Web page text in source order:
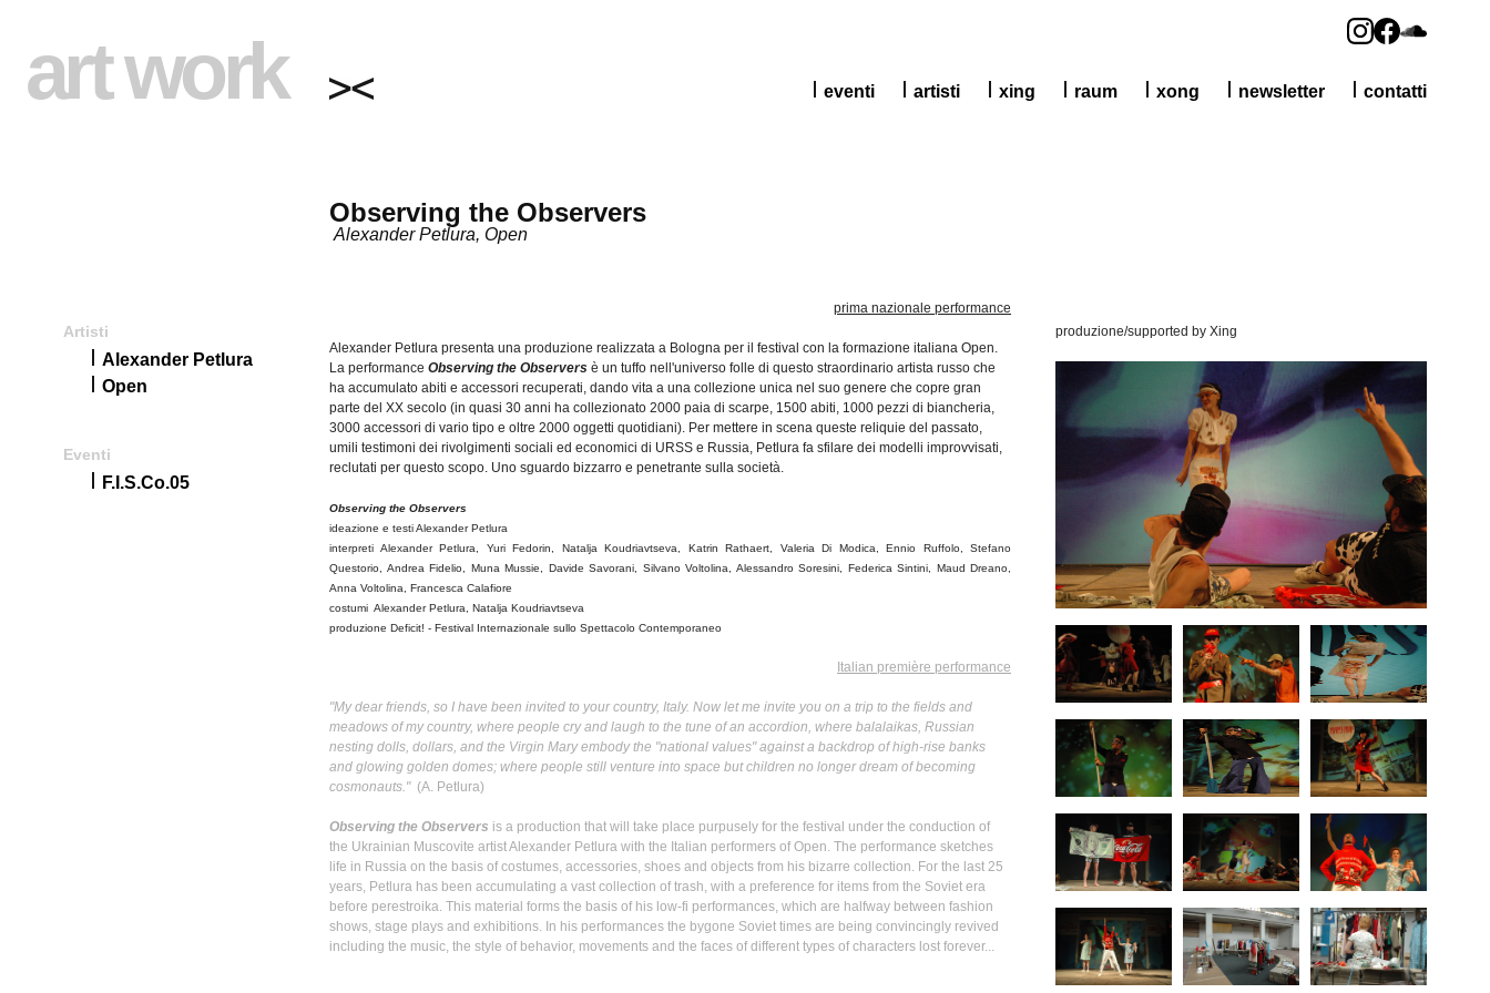
art work contatti
newsletter
xong
raum
xing
artisti
eventi
Artisti
Alexander Petlura
Open
Eventi
F.I.S.Co.05
produzione/supported by Xing
Observing the Observers
Alexander Petlura, Open
prima nazionale performance
Alexander Petlura presenta una produzione realizzata a Bologna per il festival con la formazione italiana Open.
La performance Observing the Observers è un tuffo nell'universo folle di questo straordinario artista russo che
ha accumulato abiti e accessori recuperati, dando vita a una collezione unica nel suo genere che copre gran
parte del XX secolo (in quasi 30 anni ha collezionato 2000 paia di scarpe, 1500 abiti, 1000 pezzi di biancheria,
3000 accessori di vario tipo e oltre 2000 oggetti quotidiani). Per mettere in scena queste reliquie del passato,
umili testimoni dei rivolgimenti sociali ed economici di URSS e Russia, Petlura fa sfilare dei modelli improvvisati,
reclutati per questo scopo. Uno sguardo bizzarro e penetrante sulla società.
Observing the Observers
ideazione e testiAlexanderPetlura
interpreti Alexander Petlura , Yuri Fedorin Natalja Koudriavtseva Katrin Rathaert , Valeria Di Modica Ennio Ruffolo, Stefano
Questorio , Andrea Fidelio Muna Mussie Davide Savorani Silvano Voltolina , Alessandro Soresini Federica Sintini Maud Dreano
Anna Voltolina , Francesca Calafiore
costumi AlexanderPetlura Natalja Koudriavtseva
produzione Deficit! - Festival Internazionale sullo Spettacolo Contemporaneo
Italian première performance
"My dear friends, so I have been invited to your country, Italy. Now let me invite you on a trip to the fields and
meadows of my country, where people cry and laugh to the tune of an accordion, where balalaikas, Russian
nesting dolls, dollars, and the Virgin Mary embody the "national values" against a backdrop of high-rise banks
and glowing golden domes; where people still venture into space but children no longer dream of becoming
cosmonauts." (A. Petlura)
Observing the Observers is a production that will take place purpusely for the festival under the conduction of
the Ukrainian Muscovite artist Alexander Petlura with the Italian performers of Open. The performance sketches
life in Russia on the basis of costumes, accessories, shoes and objects from his bizarre collection. For the last 25
years, Petlura has been accumulating a vast collection of trash, with a preference for items from the Soviet era
before perestroika. This material forms the basis of his low-fi performances, which are halfway between fashion
shows, stage plays and exhibitions. In his performances the bygone Soviet times are being convincingly revived
including the music, the style of behavior, movements and the faces of different types of characters lost forever...